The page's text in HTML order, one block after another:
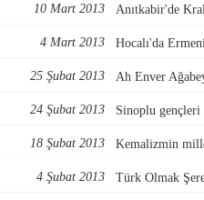
10 Mart 2013 Anıtkabir'de
4 Mart 2013 Hocalı'da
25 Şubat 2013 Ah Enver
24 Şubat 2013 Sinoplu
18 Şubat 2013 Kemalizmin
4 Şubat 2013 Türk Olmak